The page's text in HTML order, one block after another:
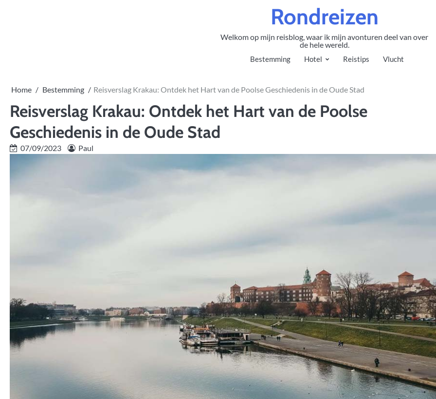
Rondreizen
Welkom op mijn reisblog, waar ik mijn avonturen deel van over
de hele wereld.
Bestemming Hotel Reistips Vlucht
Home Bestemming Reisverslag Krakau: Ontdek het Hart van de Poolse Geschiedenis in de Oude Stad
Reisverslag Krakau: Ontdek het Hart van de Poolse
Geschiedenis in de Oude Stad
07/09/2023 Paul